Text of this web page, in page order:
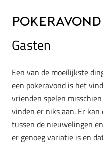
Gasten
Een van de moeilijkste
een pokeravond is het
vrienden spelen
vinden er niks aan. Er
tussen de nieuwelingen
er genoeg variatie is en